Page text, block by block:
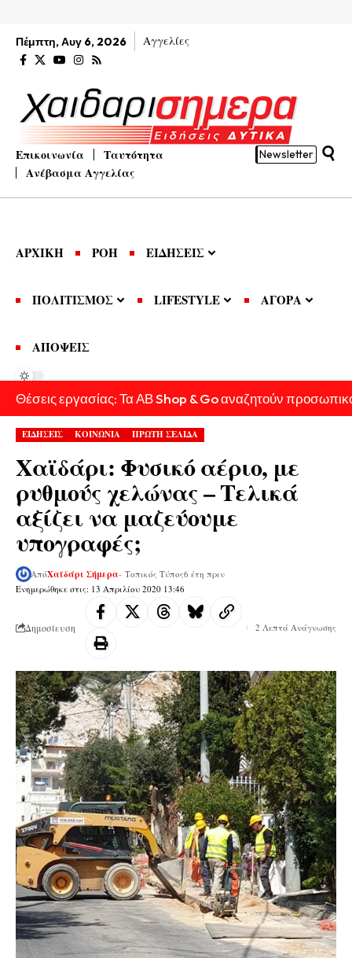
Πέμπτη, Αυγ 6, 2026 Αγγελίες
Επικοινωνία
Ταυτότητα
Ανέβασμα Αγγελίας
Newsletter
ΑΡΧΙΚΗ ΡΟΗ ΕΙΔΗΣΕΙΣ
ΠΟΛΙΤΙΣΜΟΣ LIFESTYLE ΑΓΟΡΑ
ΑΠΟΨΕΙΣ
Θέσεις εργασίας: Τα ΑΒ Shop & Go αναζητούν
ΕΙΔΗΣΕΙΣ ΚΟΙΝΩΝΙΑ ΠΡΩΤΗ ΣΕΛΙΔΑ
Χαϊδάρι: Φυσικό αέριο, με
ρυθμούς χελώνας – Τελικά
αξίζει να μαζεύουμε
υπογραφές;
Ενημερώθηκε στις: 13 Απριλίου 2020 13:46
ΑπόΧαϊδάρι Σήμερα- Τοπικός Τύπος6 έτη πριν
Δημοσίευση 2 Λεπτά Ανάγνωσης